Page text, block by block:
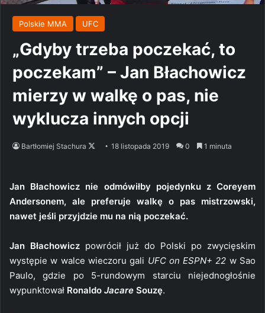
Polskie MMA UFC
„Gdyby trzeba poczekać, to
poczekam” – Jan Błachowicz
mierzy w walkę o pas, nie
wyklucza innych opcji
Bartłomiej Stachura
Follow18 listopada 2019 0 1 minuta
Jan Błachowicz nie odmówiłby pojedynku z Coreyem
Andersonem, ale preferuje walkę o pas mistrzowski,
nawet jeśli przyjdzie mu na nią poczekać.
Jan Błachowicz powrócił już do Polski po zwycięskim
występie w walce wieczoru gali UFC on ESPN+ 22 w Sao
Paulo, gdzie po 5-rundowym starciu niejednogłośnie
wypunktował Ronaldo Jacare Souzę.